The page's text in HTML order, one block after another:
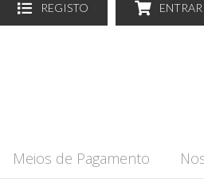
REGISTO ENTRAR
Meios de Pagamento